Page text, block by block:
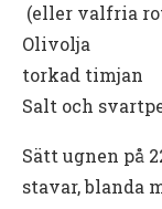
(eller valfria
Olivolja
torkad timjan
Salt och
Sätt ugnen på
stavar, blanda